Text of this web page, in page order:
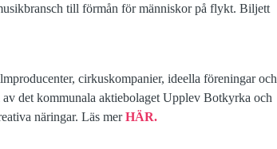
till förmån för människor på flykt. Biljett
cirkuskompanier, ideella föreningar och
det kommunala aktiebolaget Upplev Botkyrka och
näringar. Läs mer HÄR.